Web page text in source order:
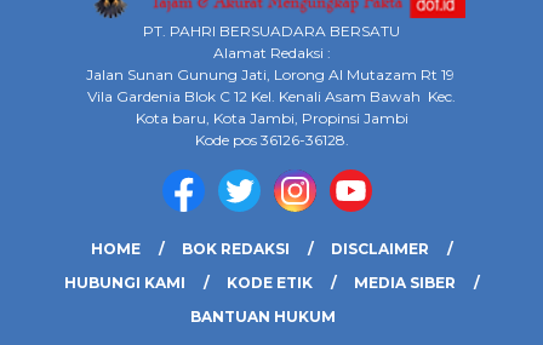
PT. PAHRI BERSUADARA BERSATU
Alamat Redaksi :
Jalan Sunan Gunung Jati, Lorong Al Mutazam Rt 19
Vila Gardenia Blok C 12 Kel. Kenali Asam Bawah Kec.
Kota baru, Kota Jambi, Propinsi Jambi
Kode pos 36126-36128.
HOME BOK REDAKSI
DISCLAIMER
HUBUNGI KAMI
KODE ETIK
MEDIA SIBER
BANTUAN HUKUM